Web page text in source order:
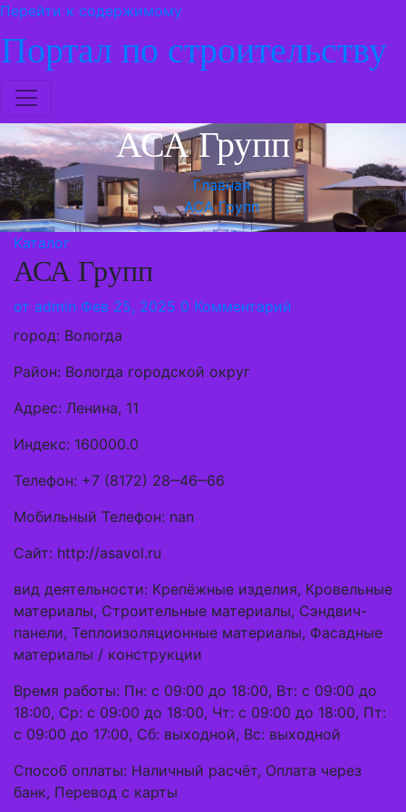
Перейти к содержимому
Портал по строительству
АСА Групп
Главная
АСА Групп
Каталог
АСА Групп
от admin Фев 25, 2025 0 Комментарий
город: Вологда
Район: Вологда городской округ
Адрес: Ленина, 11
Индекс: 160000.0
Телефон: +7 (8172) 28‒46‒66
Мобильный Телефон: nan
Сайт: http://asavol.ru
вид деятельности: Крепёжные изделия, Кровельные
материалы, Строительные материалы, Сэндвич-
панели, Теплоизоляционные материалы, Фасадные
материалы / конструкции
Время работы: Пн: с 09:00 до 18:00, Вт: с 09:00 до
18:00, Ср: с 09:00 до 18:00, Чт: с 09:00 до 18:00, Пт:
с 09:00 до 17:00, Сб: выходной, Вс: выходной
Способ оплаты: Наличный расчёт, Оплата через
банк, Перевод с карты